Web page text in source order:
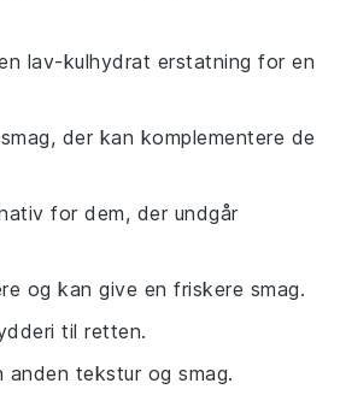
lav-kulhydrat erstatning for en
der kan komplementere de
for dem, der undgår
og kan give en friskere smag.
til retten.
tekstur og smag.